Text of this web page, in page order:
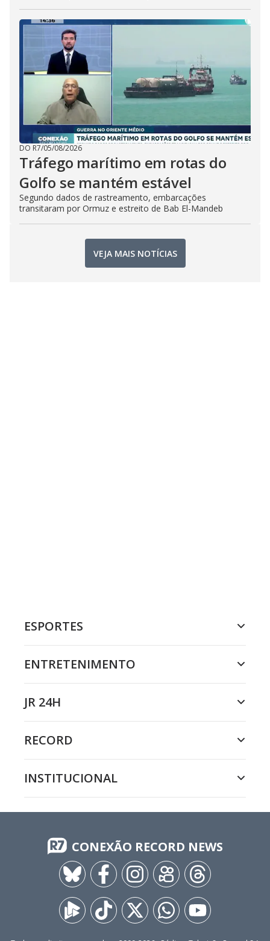
DO R7/05/08/2026
Tráfego marítimo em rotas do
Golfo se mantém estável
Segundo dados de rastreamento, embarcações
transitaram por Ormuz e estreito de Bab El-Mandeb
VEJA MAIS NOTÍCIAS
ESPORTES
ENTRETENIMENTO
JR 24H
RECORD
INSTITUCIONAL
CONEXÃO RECORD NEWS